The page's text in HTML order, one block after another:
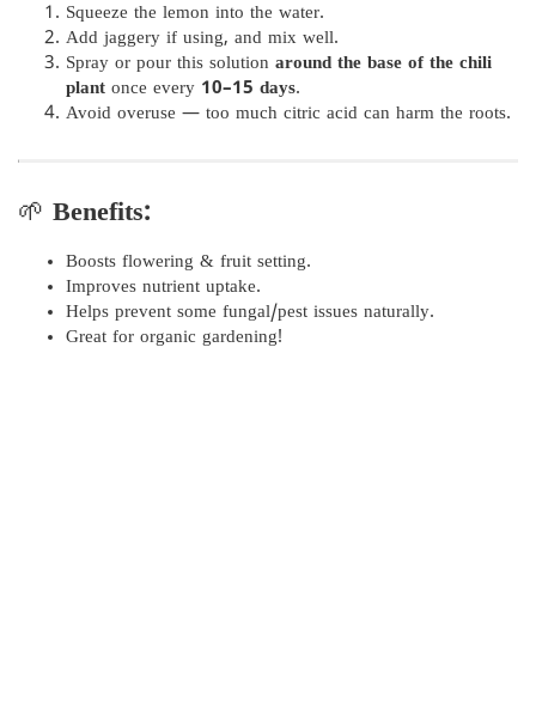
Squeeze the lemon into the water.
Add jaggery if using, and mix well.
Spray or pour this solution around the base of the chili
plant once every 10–15 days.
Avoid overuse — too much citric acid can harm the roots.
🌱 Benefits:
Boosts flowering & fruit setting.
Improves nutrient uptake.
Helps prevent some fungal/pest issues naturally.
Great for organic gardening!